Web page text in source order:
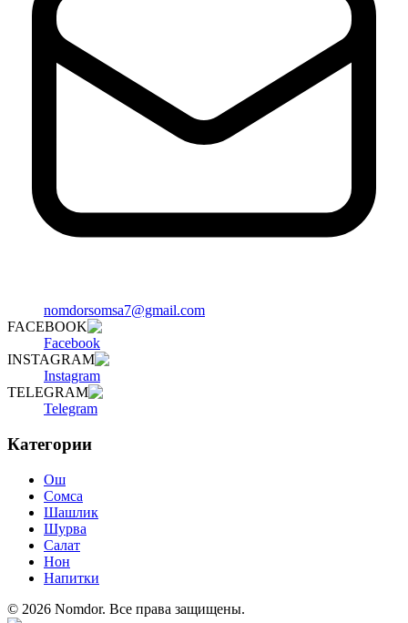
nomdorsomsa7@gmail.com
FACEBOOK
Facebook
INSTAGRAM
Instagram
TELEGRAM
Telegram
Категории
Ош
Сомса
Шашлик
Шурва
Салат
Нон
Напитки
© 2026 Nomdor. Все права защищены.